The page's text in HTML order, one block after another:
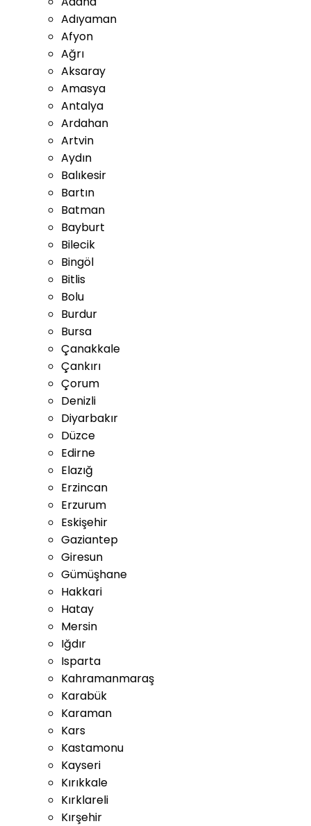
Adıyaman
Afyon
Ağrı
Aksaray
Amasya
Antalya
Ardahan
Artvin
Aydın
Balıkesir
Bartın
Batman
Bayburt
Bilecik
Bingöl
Bitlis
Bolu
Burdur
Bursa
Çanakkale
Çankırı
Çorum
Denizli
Diyarbakır
Düzce
Edirne
Elazığ
Erzincan
Erzurum
Eskişehir
Gaziantep
Giresun
Gümüşhane
Hakkari
Hatay
Mersin
Iğdır
Isparta
Kahramanmaraş
Karabük
Karaman
Kars
Kastamonu
Kayseri
Kırıkkale
Kırklareli
Kırşehir